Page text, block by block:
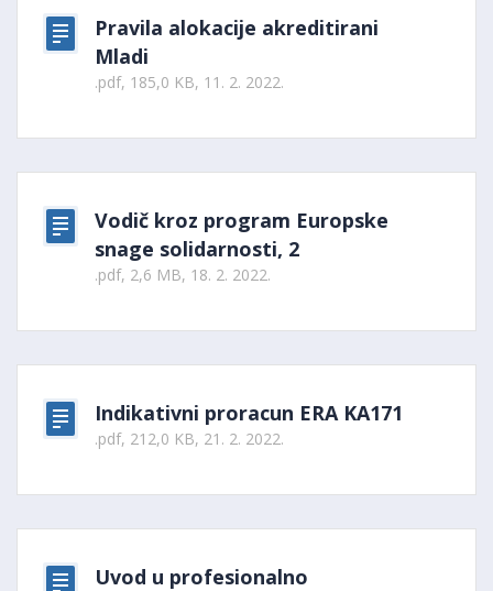
Pravila alokacije akreditirani
Mladi
.pdf, 185,0 KB, 11. 2. 2022.
Vodič kroz program Europske
snage solidarnosti, 2
.pdf, 2,6 MB, 18. 2. 2022.
Indikativni proracun ERA KA171
.pdf, 212,0 KB, 21. 2. 2022.
Uvod u profesionalno